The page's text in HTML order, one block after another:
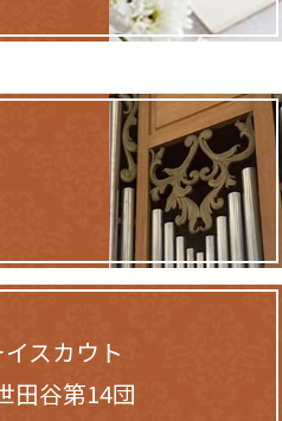
スカウト
田谷第14団